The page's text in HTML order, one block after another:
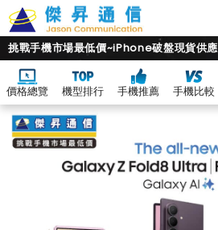
挑戰手機市場最低價~iPhone破盤現貨供應
價格總覽 機型排行 手機推薦 手機比較